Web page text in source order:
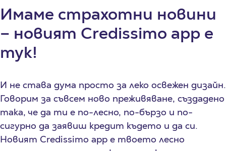
Имаме страхотни новини
– новият Credissimo app е
тук!
И не става дума просто за леко освежен дизайн.
Говорим за съвсем ново преживяване, създадено
така, че да ти е по-лесно, по-бързо и по-
сигурно да заявиш кредит където и да си.
Новият Credissimo app e твоето лесно